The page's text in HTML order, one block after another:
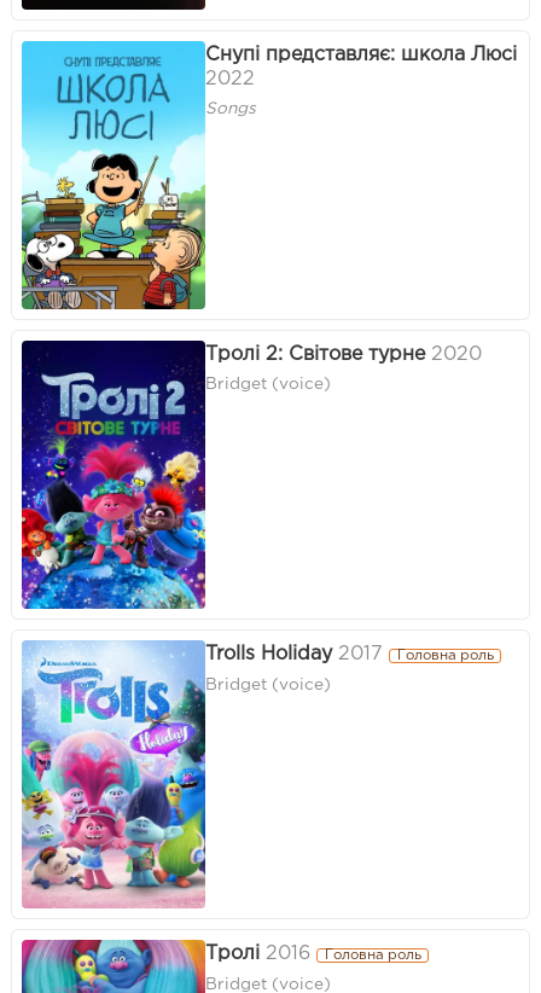
Снупі представляє: школа Люсі
2022
Songs
Тролі 2: Світове турне 2020
Bridget (voice)
Trolls Holiday 2017 Головна роль
Bridget (voice)
Тролі 2016 Головна роль
Bridget (voice)